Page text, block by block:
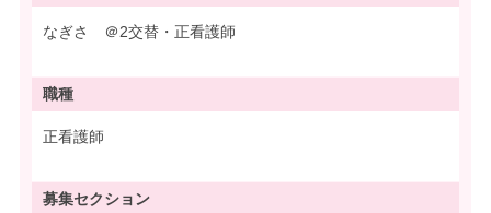
なぎさ ＠2交替・正看護師
職種
正看護師
募集セクション